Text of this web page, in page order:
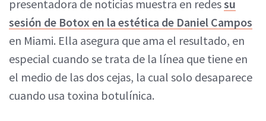
presentadora de noticias muestra en redessu
sesión de Botox en la estética de Daniel Campos
en Miami. Ella asegura que ama el resultado, en
especial cuando se trata de la línea que tiene en
el medio de las dos cejas, la cual solo desaparece
cuando usa toxina botulínica.